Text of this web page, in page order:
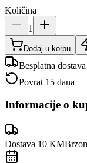
Količina
1
Dodaj u korpu
Besplatna dostava
Povrat 15 dana
Informacije o
Dostava 10 KM